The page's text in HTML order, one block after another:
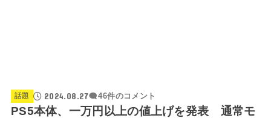
話題 2024.08.27 46件のコメント
PS5本体、一万円以上の値上げを発表 通常モ